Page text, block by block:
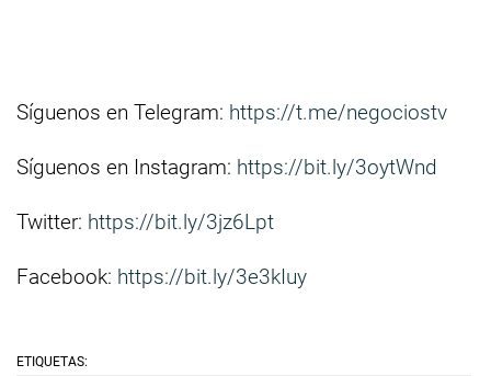
Síguenos en Telegram: https://t.me/negociostv
Síguenos en Instagram: https://bit.ly/3oytWnd
Twitter: https://bit.ly/3jz6Lpt
Facebook: https://bit.ly/3e3kIuy
ETIQUETAS: